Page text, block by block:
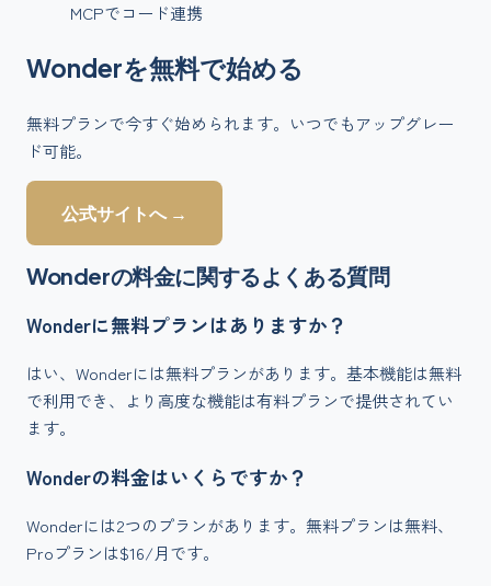
MCPでコード連携
Wonderを無料で始める
無料プランで今すぐ始められます。いつでもアップグレー
ド可能。
公式サイトへ →
Wonderの料金に関するよくある質問
Wonderに無料プランはありますか？
はい、Wonderには無料プランがあります。基本機能は無料
で利用でき、より高度な機能は有料プランで提供されてい
ます。
Wonderの料金はいくらですか？
Wonderには2つのプランがあります。無料プランは無料、
Proプランは$16/月です。